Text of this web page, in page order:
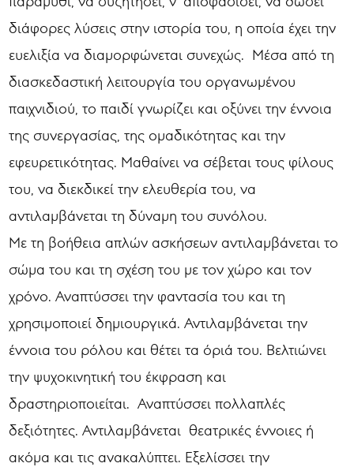
διάφορες λύσεις στην ιστορία του, η οποία έχει την
ευελιξία να διαμορφώνεται συνεχώς. Μέσα από τη
διασκεδαστική λειτουργία του οργανωμένου
παιχνιδιού, το παιδί γνωρίζει και οξύνει την έννοια
της συνεργασίας, της ομαδικότητας και την
εφευρετικότητας. Μαθαίνει να σέβεται τους φίλους
του, να διεκδικεί την ελευθερία του, να
αντιλαμβάνεται τη δύναμη του συνόλου.
Με τη βοήθεια απλών ασκήσεων αντιλαμβάνεται το
σώμα του και τη σχέση του με τον χώρο και τον
χρόνο. Αναπτύσσει την φαντασία του και τη
χρησιμοποιεί δημιουργικά. Αντιλαμβάνεται την
έννοια του ρόλου και θέτει τα όριά του. Βελτιώνει
την ψυχοκινητική του έκφραση και
δραστηριοποιείται. Αναπτύσσει πολλαπλές
δεξιότητες. Αντιλαμβάνεται θεατρικές έννοιες ή
ακόμα και τις ανακαλύπτει. Εξελίσσει την